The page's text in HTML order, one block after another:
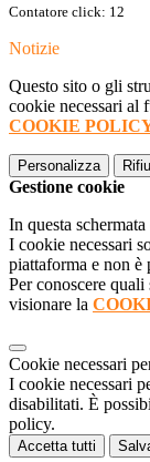
Contatore click: 12
Notizie
Questo sito o gli
cookie necessari al
COOKIE
Personalizza
Gestione cookie
In questa
I cookie necessari
piattaforma e non è
Per conoscere
visionare la
Cookie necessari
I cookie necessari
disabilitati. È
policy.
Accetta tutti